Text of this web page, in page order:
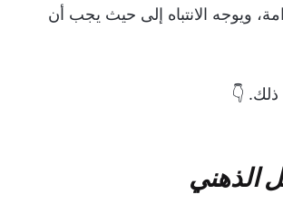
ويوجه الانتباه إلى حيث يجب أن
👇
الذهني